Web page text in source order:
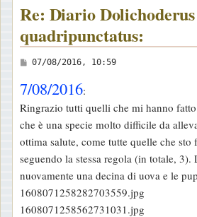
Re: Diario Dolichoderus
quadripunctatus:
M
s
s
a
g
g
i
o
07/08/2016, 10:59
7/08/2016:
Ringrazio tutti quelli che mi hanno
che è una specie molto difficile da
ottima salute, come tutte quelle che sto
seguendo la stessa regola (in totale, 3).
nuovamente una decina di uova e le
1608071258282703559.jpg
1608071258562731031.jpg